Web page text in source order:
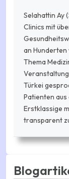
Selahattin Ay
Clinics mit
an
Thema
Türkei
Patienten
Erstklassige
transparent